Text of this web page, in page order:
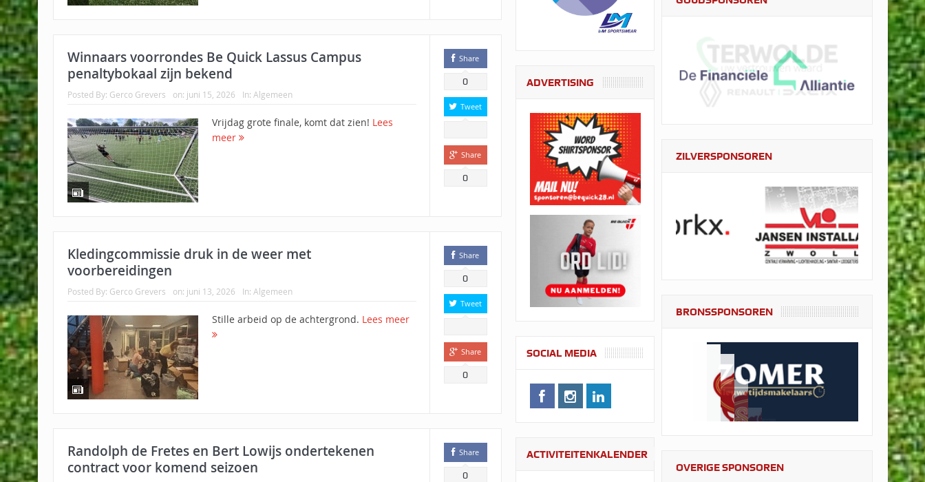
Winnaars voorrondes Be Quick Lassus Campus
penaltybokaal zijn bekend
Posted By: Gerco Grevers on: juni 15, 2026 In: Algemeen
Vrijdag grote finale, komt dat zien! Lees
meer
Share
0
Tweet
Share
0
Kledingcommissie druk in de weer met
voorbereidingen
Posted By: Gerco Grevers on: juni 13, 2026 In: Algemeen
Stille arbeid op de achtergrond. Lees meer
Share
0
Tweet
Share
0
Randolph de Fretes en Bert Lowijs ondertekenen
contract voor komend seizoen
Share
0
ADVERTISING
SOCIAL MEDIA
ACTIVITEITENKALENDER
ZILVERSPONSOREN
BRONSSPONSOREN
OVERIGE SPONSOREN